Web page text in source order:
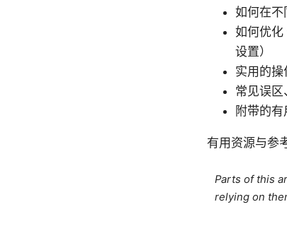
如何在
如何优
设置）
实用的
常见误
附带的有
有用资源与参
Parts of this
relying on